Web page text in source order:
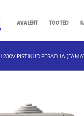
AVALEHT TOOTED
230V PISTIKUD PESAD JA